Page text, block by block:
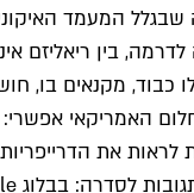
מן", סדרה שבגלל
בין
מקנאים בו,
האמריקאי
לראות את